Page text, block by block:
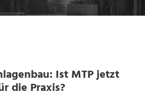
Ist MTP jetzt
die Praxis?